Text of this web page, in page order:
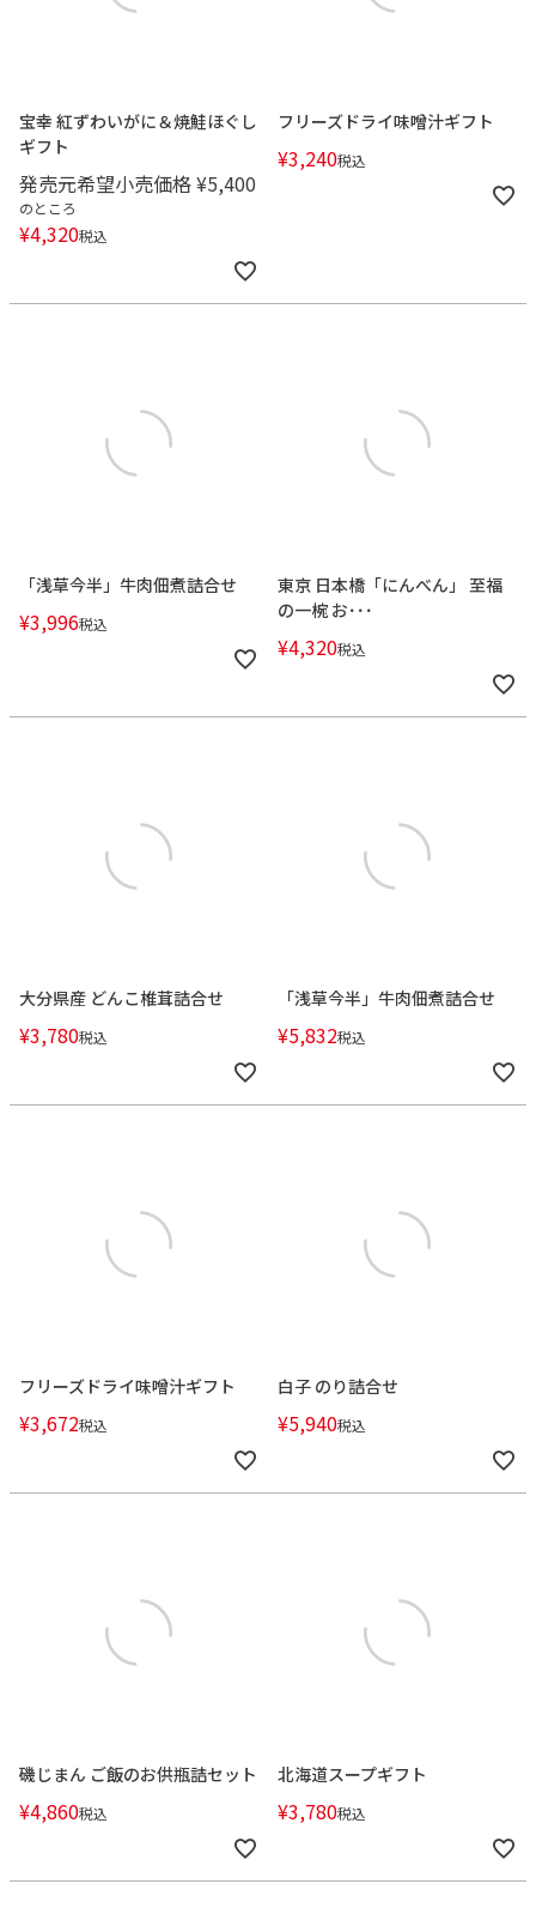
宝幸 紅ずわいがに＆焼鮭ほぐし
ギフト
発売元希望小売価格¥5,400
のところ
¥4,320税込
フリーズドライ味噌汁ギフト
¥3,240税込
「浅草今半」牛肉佃煮詰合せ
¥3,996税込
東京 日本橋「にんべん」 至福
の一椀 お･･･
¥4,320税込
大分県産 どんこ椎茸詰合せ
¥3,780税込
「浅草今半」牛肉佃煮詰合せ
¥5,832税込
フリーズドライ味噌汁ギフト
¥3,672税込
白子 のり詰合せ
¥5,940税込
磯じまん ご飯のお供瓶詰セット
¥4,860税込
北海道スープギフト
¥3,780税込